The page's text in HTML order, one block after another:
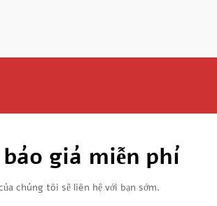
giá miễn phí
chúng tôi sẽ liên hệ với bạn sớm.